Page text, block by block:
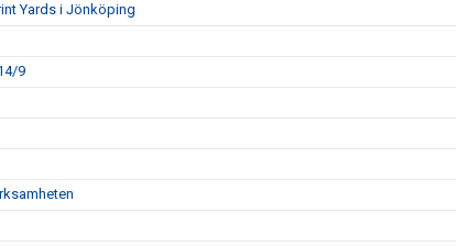
Yards i Jönköping
9